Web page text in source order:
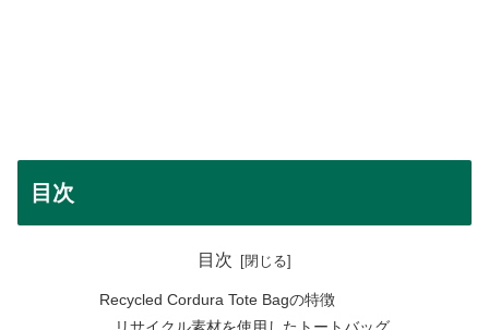
目次
目次
Recycled Cordura Tote Bagの特徴